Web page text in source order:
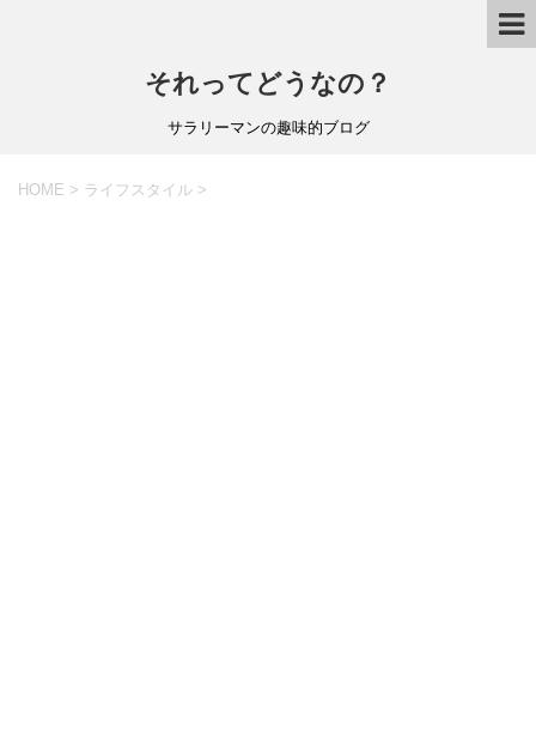
それってどうなの？
サラリーマンの趣味的ブログ
HOME > ライフスタイル >